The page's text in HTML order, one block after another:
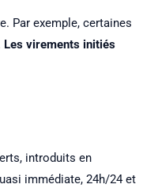
Par exemple, certaines
Les virements initiés
introduits en
immédiate, 24h/24 et